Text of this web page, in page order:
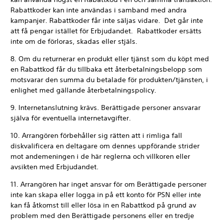
Rabattkoder kan inte användas i samband med andra
kampanjer. Rabattkoder får inte säljas vidare. Det går inte
att få pengar istället för Erbjudandet. Rabattkoder ersätts
inte om de förloras, skadas eller stjäls.
8. Om du returnerar en produkt eller tjänst som du köpt med
en Rabattkod får du tillbaka ett återbetalningsbelopp som
motsvarar den summa du betalade för produkten/tjänsten, i
enlighet med gällande återbetalningspolicy.
9. Internetanslutning krävs. Berättigade personer ansvarar
själva för eventuella internetavgifter.
10. Arrangören förbehåller sig rätten att i rimliga fall
diskvalificera en deltagare om dennes uppförande strider
mot andemeningen i de här reglerna och villkoren eller
avsikten med Erbjudandet.
11. Arrangören har inget ansvar för om Berättigade personer
inte kan skapa eller logga in på ett konto för PSN eller inte
kan få åtkomst till eller lösa in en Rabattkod på grund av